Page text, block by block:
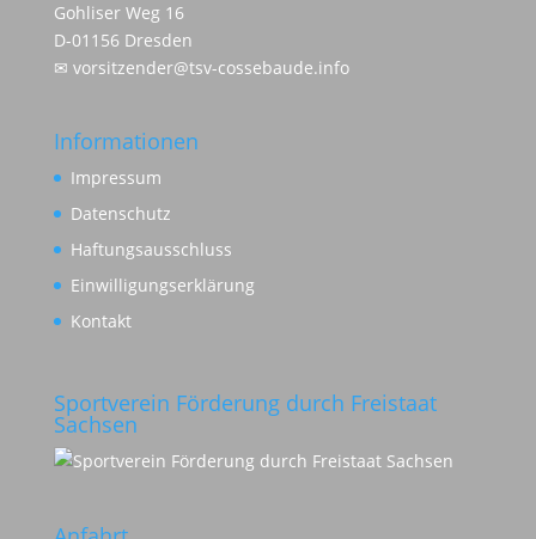
Gohliser Weg 16
D-01156 Dresden
✉ vorsitzender@tsv-cossebaude.info
Informationen
Impressum
Datenschutz
Haftungsausschluss
Einwilligungserklärung
Kontakt
Sportverein Förderung durch Freistaat
Sachsen